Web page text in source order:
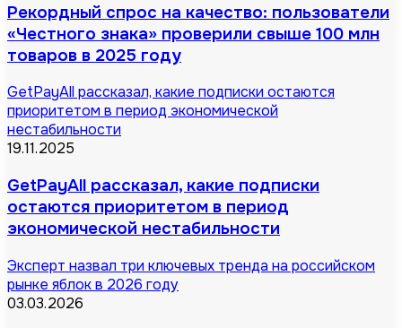
Рекордный спрос на качество: пользователи
«Честного знака» проверили свыше 100 млн
товаров в 2025 году
GetPayAll рассказал, какие подписки остаются
приоритетом в период экономической
нестабильности
19.11.2025
GetPayAll рассказал, какие подписки
остаются приоритетом в период
экономической нестабильности
Эксперт назвал три ключевых тренда на российском
рынке яблок в 2026 году
03.03.2026